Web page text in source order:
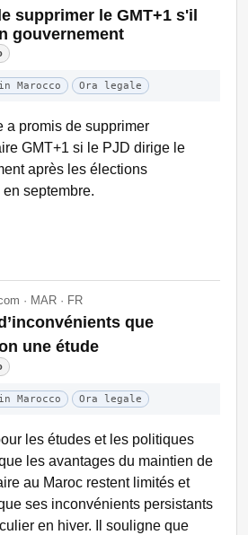
supprimer le GMT+1 s'il
gouvernement
Marocco Ora legale
a promis de supprimer
GMT+1 si le PJD dirige le
après les élections
septembre.
· MAR · FR
que
une étude
Marocco Ora legale
les études et les politiques
les avantages du maintien de
au Maroc restent limités et
ses inconvénients persistants
en hiver. Il souligne que